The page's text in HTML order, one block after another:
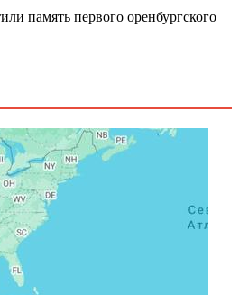
память первого оренбургского